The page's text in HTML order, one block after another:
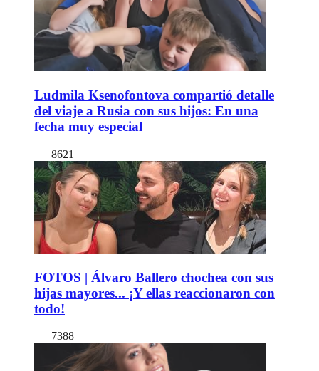
Ludmila Ksenofontova compartió detalle
del viaje a Rusia con sus hijos: En una
fecha muy especial
8621
FOTOS | Álvaro Ballero chochea con sus
hijas mayores... ¡Y ellas reaccionaron con
todo!
7388